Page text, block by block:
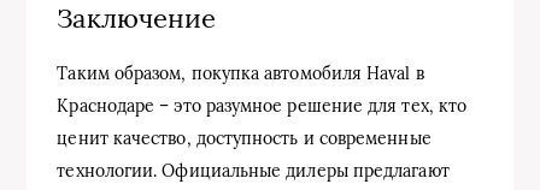
Заключение
Таким образом, покупка автомобиля Haval в
Краснодаре – это разумное решение для тех, кто
ценит качество, доступность и современные
технологии. Официальные дилеры предлагают